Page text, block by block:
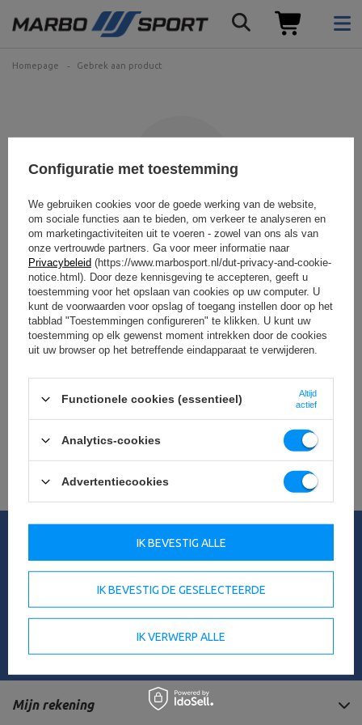
Homepage Gebrek aan product
Het product dat u zoekt is
niet gevonden.
Probeer preciezere parameters op te geven. Gebruikgeavanceerde
zoekmachine .
aanbod hebben?
Als u een product niet in ons aanbod hebt gevonden en het in onze
winkel wilt kopen, kunt u het speciale formulier gebruiken en ons een
beschrijving sturen van het artikel dat u zoekt. Om dit te kunnen doen,
Orderstatus
Het volgen van de zending
Ik wil een klacht indienen over het product
Mijn rekening
Configuratie met toestemming
We gebruiken cookies voor de goede werking van de website,
om sociale functies aan te bieden, om verkeer te analyseren en
om marketingactiviteiten uit te voeren - zowel van ons als van
onze vertrouwde partners. Ga voor meer informatie naar
Privacybeleid (https://www.marbosport.nl/dut-privacy-and-cookie-
notice.html). Door deze kennisgeving te accepteren, geeft u
toestemming voor het opslaan van cookies op uw computer. U
kunt de voorwaarden voor opslag of toegang instellen door op het
tabblad "Toestemmingen configureren" te klikken. U kunt uw
toestemming op elk gewenst moment intrekken door de cookies
uit uw browser op het betreffende eindapparaat te verwijderen.
Functionele cookies (essentieel)
Altijd
actief
Analytics-cookies
Advertentiecookies
IK BEVESTIG DE GESELECTEERDE
IK VERWERP ALLE
IK BEVESTIG ALLE